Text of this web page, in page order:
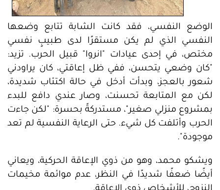
الوضع النفسي، فقد كانت الشابة تتابع وضعها
النفسي الذي لم يكن مستقرًا لدى طبيبٍ نفسي
مختص، في إحدى عيادات "انروا" قبيل الحرب. تزيد:
"كان وضعي يتحسن، ففي ظل إعاقتي، كان يراودني
شعور بالعجز، وبدأت أدخل في حالة اكتئاب شديدة،
لكن مع المتابعة تحسنت، وصار عندي دافع للبدء
بمشروع منزلي صغير"، مستدركةً بحسرة: "لكن جاءت
الحرب وأتلفت كل شيء. حتى الرعاية النفسية لم تعد
موجودة".
ويشكو محمد، وهو من ذوي الإعاقة الحركية، ويعاني
أيضًا ضعفًا شديدًا في النظر، عدم موائمة مخيمات